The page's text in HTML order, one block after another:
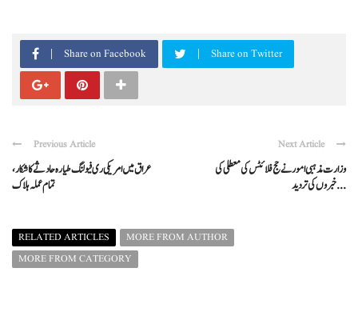
Share on Facebook Share on Twitter
Previous Article
عراق میں امریکی ری فیولنگ طیارہ حادثے کا شکار،
تمام عملہ ہلاک
Next Article
وزارت مذہبی امور نے حج فلائٹس کی معطلی کی
خبروں کی تردید ...
RELATED ARTICLES
MORE FROM AUTHOR
MORE FROM CATEGORY